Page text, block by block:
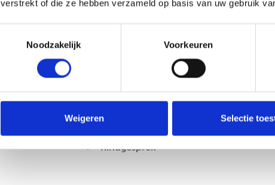
verstrekt of die ze hebben verzameld op basis van uw gebruik
Noodzakelijk
Voorkeuren
Weigeren Selectie
Kindgesprek